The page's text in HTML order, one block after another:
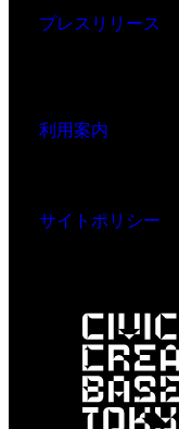
プレスリリース
利用案内
サイトポリシー